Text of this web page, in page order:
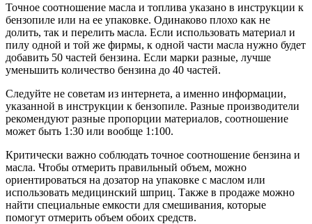
Точное соотношение масла и топлива указано в инструкции к
бензопиле или на ее упаковке. Одинаково плохо как не
долить, так и перелить масла. Если использовать материал и
пилу одной и той же фирмы, к одной части масла нужно будет
добавить 50 частей бензина. Если марки разные, лучше
уменьшить количество бензина до 40 частей.
Следуйте не советам из интернета, а именно информации,
указанной в инструкции к бензопиле. Разные производители
рекомендуют разные пропорции материалов, соотношение
может быть 1:30 или вообще 1:100.
Критически важно соблюдать точное соотношение бензина и
масла. Чтобы отмерить правильный объем, можно
ориентироваться на дозатор на упаковке с маслом или
использовать медицинский шприц. Также в продаже можно
найти специальные емкости для смешивания, которые
помогут отмерить объем обоих средств.